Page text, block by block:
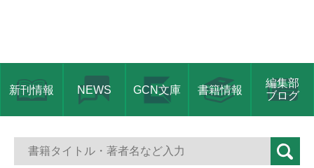
新刊情報 NEWS GCN文庫 書籍情報
編集部
ブログ